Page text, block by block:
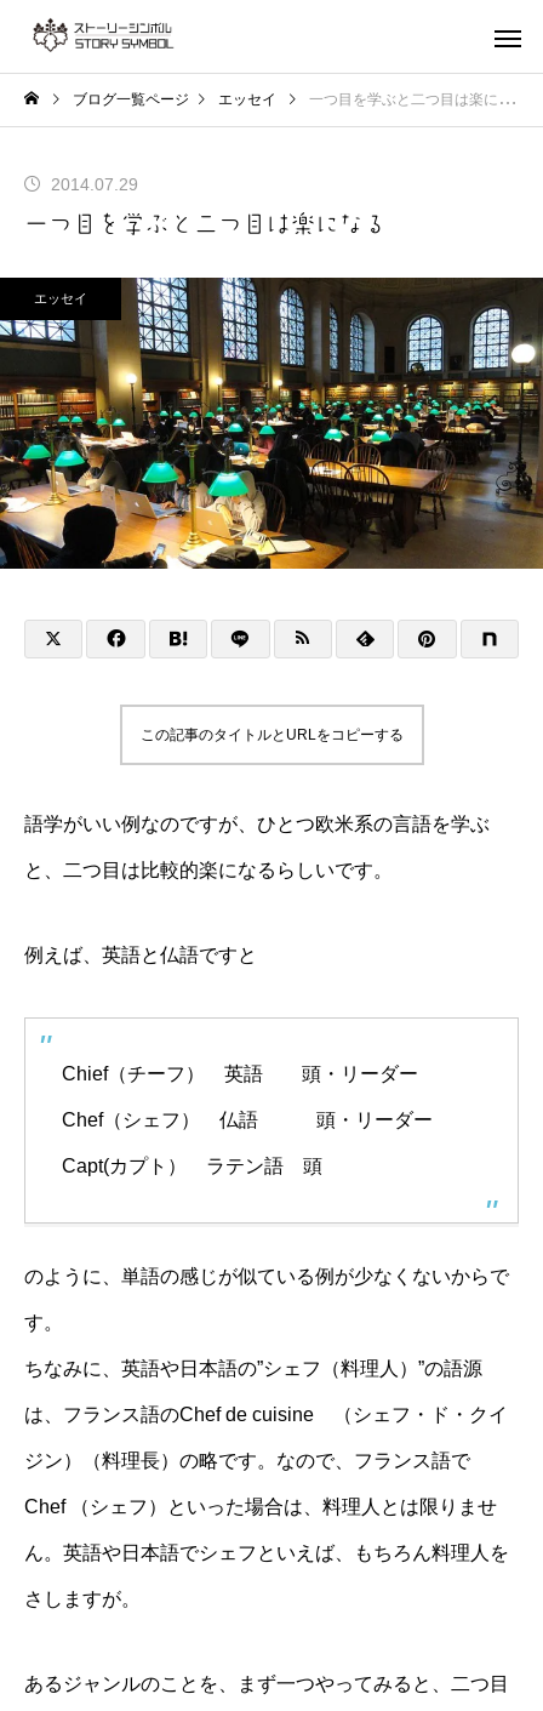
ブログ一覧ページ エッセイ 一つ目を学ぶと二つ目は楽になる
2014.07.29
一つ目を学ぶと二つ目は楽になる
エッセイ
この記事のタイトルとURLをコピーする
語学がいい例なのですが、ひとつ欧米系の言語を学ぶ
と、二つ目は比較的楽になるらしいです。
例えば、英語と仏語ですと
Chief（チーフ） 英語 頭・リーダー
Chef（シェフ） 仏語 頭・リーダー
Capt(カプト） ラテン語 頭
のように、単語の感じが似ている例が少なくないからで
す。
ちなみに、英語や日本語の”シェフ（料理人）”の語源
は、フランス語のChef de cuisine （シェフ・ド・クイ
ジン）（料理長）の略です。なので、フランス語で
Chef （シェフ）といった場合は、料理人とは限りませ
ん。英語や日本語でシェフといえば、もちろん料理人を
さしますが。
あるジャンルのことを、まず一つやってみると、二つ目